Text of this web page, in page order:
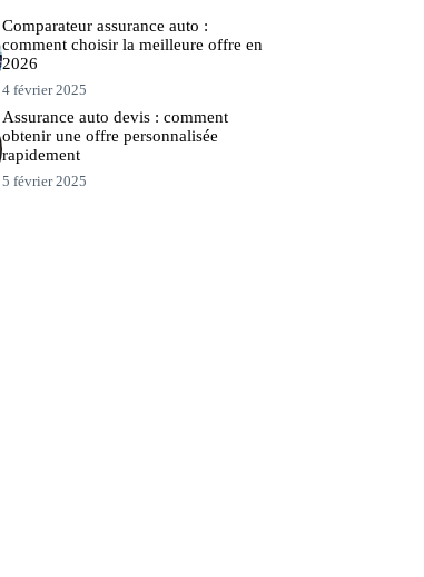
Comparateur assurance auto :
comment choisir la meilleure offre en
2026
4 février 2025
Assurance auto devis : comment
obtenir une offre personnalisée
rapidement
5 février 2025